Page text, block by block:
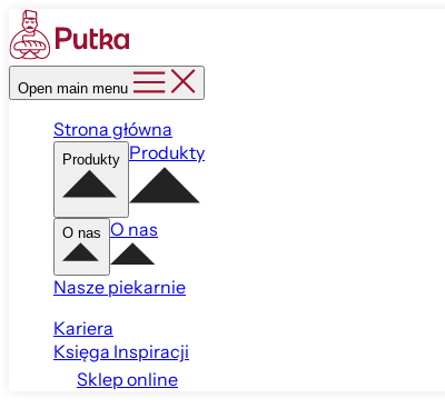
Open main menu
Strona główna
Produkty Produkty
O nas O nas
Nasze piekarnie
Kariera
Księga Inspiracji
Sklep online